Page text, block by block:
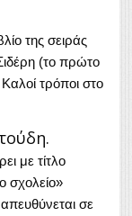
της σειράς
(το πρώτο
Καλοί τρόποι στο
με τίτλο
σχολείο»
σε